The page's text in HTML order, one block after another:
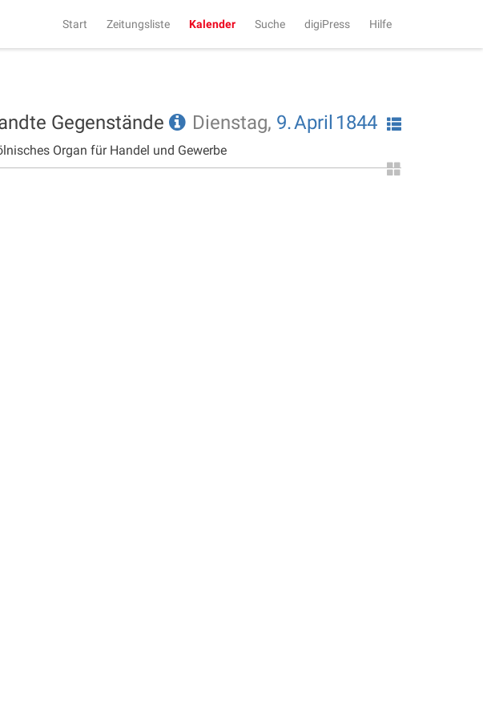
Start Zeitungsliste Kalender Suche digiPress Hilfe
Gegenstände Dienstag, 9.April 1844
Organ für Handel und Gewerbe